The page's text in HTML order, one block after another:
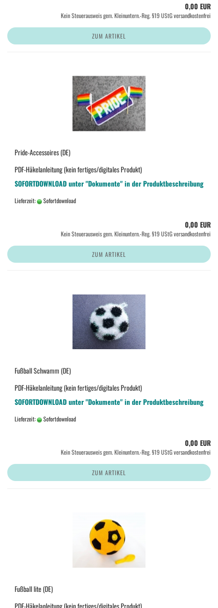
0,00 EUR
Kein Steuerausweis gem. Kleinuntern.-Reg. §19 UStG versandkostenfrei
ZUM ARTIKEL
Pride-Accessoires (DE)
PDF-Häkelanleitung (kein fertiges/digitales Produkt)
SOFORTDOWNLOAD unter "Dokumente" in der Produktbeschreibung
Lieferzeit: Sofortdownload
0,00 EUR
Kein Steuerausweis gem. Kleinuntern.-Reg. §19 UStG versandkostenfrei
ZUM ARTIKEL
Fußball Schwamm (DE)
PDF-Häkelanleitung (kein fertiges/digitales Produkt)
SOFORTDOWNLOAD unter "Dokumente" in der Produktbeschreibung
Lieferzeit: Sofortdownload
0,00 EUR
Kein Steuerausweis gem. Kleinuntern.-Reg. §19 UStG versandkostenfrei
ZUM ARTIKEL
Fußball lite (DE)
PDF-Häkelanleitung (kein fertiges/digitales Produkt)